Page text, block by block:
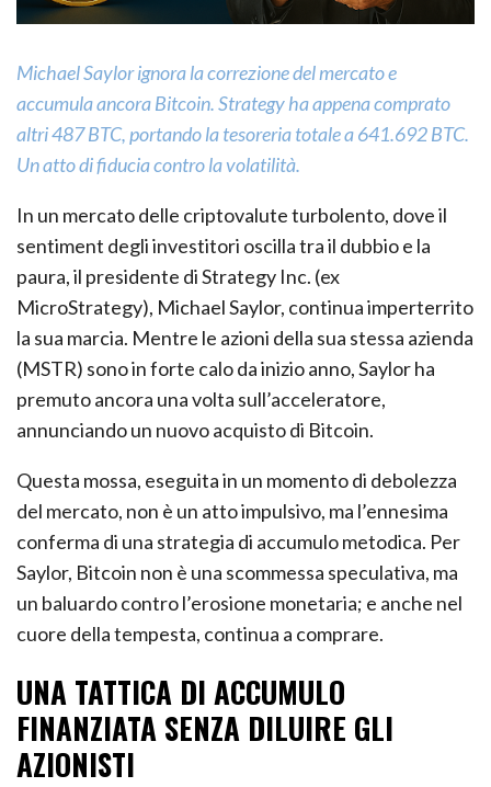
Michael Saylor ignora la correzione del mercato e
accumula ancora Bitcoin. Strategy ha appena comprato
altri 487 BTC, portando la tesoreria totale a 641.692 BTC.
Un atto di fiducia contro la volatilità.
In un mercato delle criptovalute turbolento, dove il
sentiment degli investitori oscilla tra il dubbio e la
paura, il presidente di Strategy Inc. (ex
MicroStrategy), Michael Saylor, continua imperterrito
la sua marcia. Mentre le azioni della sua stessa azienda
(MSTR) sono in forte calo da inizio anno, Saylor ha
premuto ancora una volta sull’acceleratore,
annunciando un nuovo acquisto di Bitcoin.
Questa mossa, eseguita in un momento di debolezza
del mercato, non è un atto impulsivo, ma l’ennesima
conferma di una strategia di accumulo metodica. Per
Saylor, Bitcoin non è una scommessa speculativa, ma
un baluardo contro l’erosione monetaria; e anche nel
cuore della tempesta, continua a comprare.
UNA TATTICA DI ACCUMULO
FINANZIATA SENZA DILUIRE GLI
AZIONISTI